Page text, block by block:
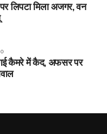
पर लिपटा मिला अजगर, वन
कैमरे में कैद, अफसर पर